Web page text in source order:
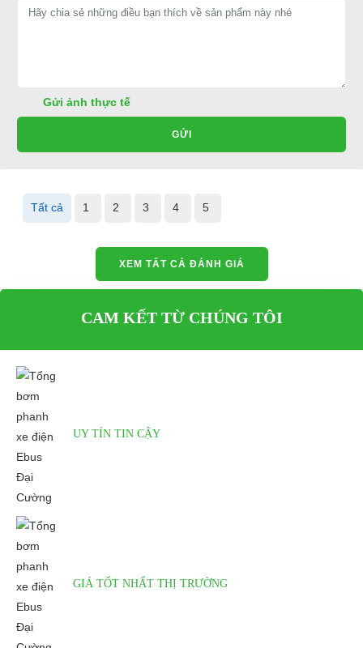
LIÊN HỆ CÔNG TY:Công ty TNHH TM DV XNK
Điện thoại: 0932113677
E-mail:phuhuynhkd@gmail.com
Website:xediendulich.com
Gửi ảnh thực tế
GỬI
Tất cả 1 2 3 4 5
XEM TẤT CẢ ĐÁNH GIÁ
CAM KẾT TỪ CHÚNG TÔI
UY TÍN TIN CẬY
GIÁ TỐT NHẤT THỊ TRƯỜNG